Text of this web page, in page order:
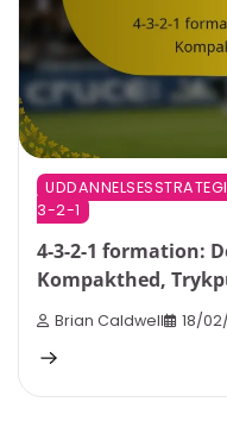
3-2-1
4-3-2-1 formation:
Kompakthed,
Brian Caldwell 18/